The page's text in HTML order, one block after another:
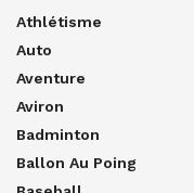
Athlétisme
Auto
Aventure
Aviron
Badminton
Ballon Au Poing